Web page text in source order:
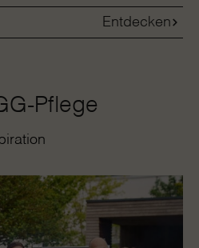
Entdecken
Pflege